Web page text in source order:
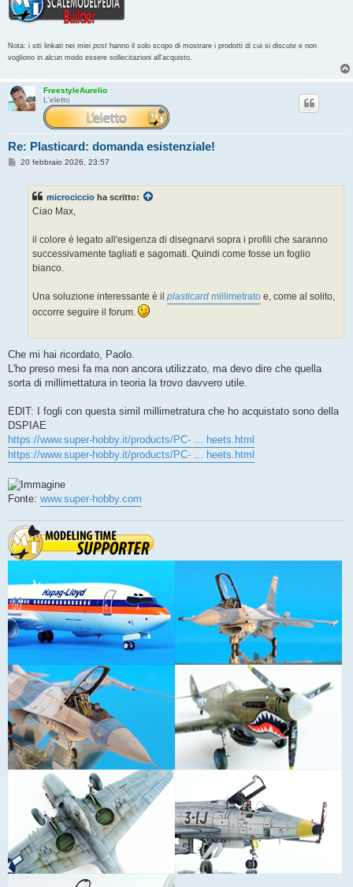
Nota: i siti linkati nei miei post hanno il solo scopo di mostrare i prodotti di cui si discute e non
vogliono in alcun modo essere sollecitazioni all'acquisto.
FreestyleAurelio
L'eletto
Re: Plasticard: domanda esistenziale!
M20 febbraio 2026, 23:57
microciccio ha scritto:
Ciao Max,
il colore è legato all'esigenza di disegnarvi sopra i profili che saranno
successivamente tagliati e sagomati. Quindi come fosse un foglio
bianco.
Una soluzione interessante è il plasticard millimetrato e, come al solito,
occorre seguire il forum.
Che mi hai ricordato, Paolo.
L'ho preso mesi fa ma non ancora utilizzato, ma devo dire che quella
sorta di millimettatura in teoria la trovo davvero utile.
EDIT: I fogli con questa simil millimetratura che ho acquistato sono della
DSPIAE
https://www.super-hobby.it/products/PC- ... heets.html
https://www.super-hobby.it/products/PC- ... heets.html
Fonte: www.super-hobby.com